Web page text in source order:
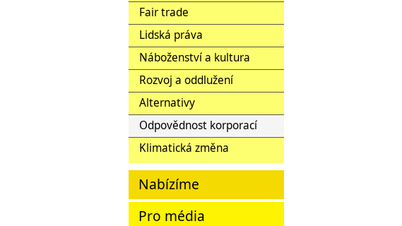
Fair trade
Lidská práva
Náboženství a kultura
Rozvoj a oddlužení
Alternativy
Odpovědnost korporací
Klimatická změna
Nabízíme
Pro média